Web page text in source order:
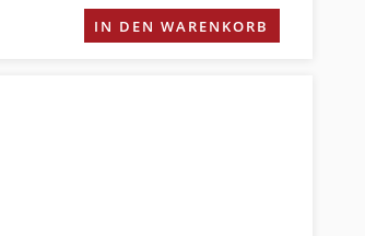
IN DEN WARENKORB